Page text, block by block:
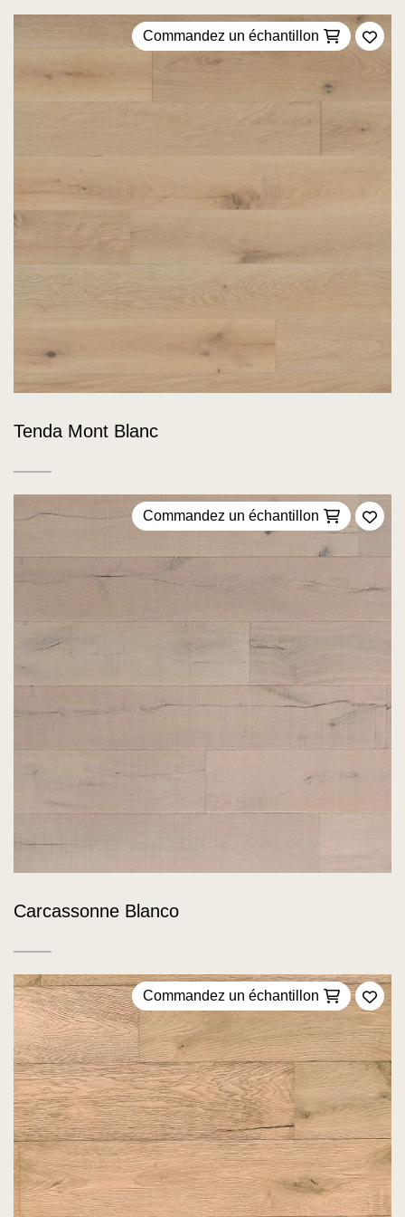
Commandez un échantillon
Tenda Mont Blanc
Commandez un échantillon
Carcassonne Blanco
Commandez un échantillon